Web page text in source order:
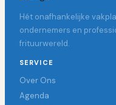
Hét onafhankelijke
ondernemers en
frituurwereld.
SERVICE
Over Ons
Agenda